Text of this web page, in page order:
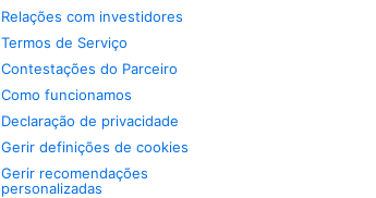
Relações com investidores
Termos de Serviço
Contestações do Parceiro
Como funcionamos
Declaração de privacidade
Gerir definições de cookies
Gerir recomendações
personalizadas